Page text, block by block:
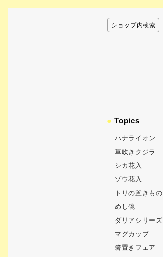
ショップ内検索
●Topics
ハナライオン
草吹きクジラ
シカ花入
ゾウ花入
トリの置きもの
めし碗
ダリアシリーズ
マグカップ
箸置きフェア